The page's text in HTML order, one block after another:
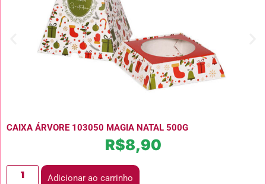
CAIXA ÁRVORE 103050 MAGIA NATAL 500G
R$8,90
Adicionar ao carrinho